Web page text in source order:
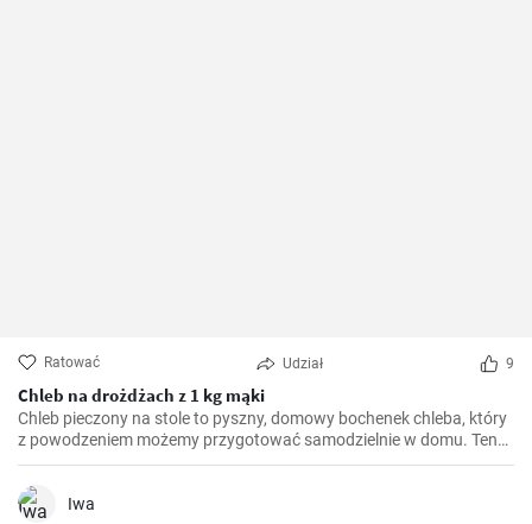
Ratować Udział 9
Chleb na drożdżach z 1 kg mąki
Chleb pieczony na stole to pyszny, domowy bochenek chleba, który
z powodzeniem możemy przygotować samodzielnie w domu. Ten
prosty przepis nie wymaga nawet używania piekarnika, a cały
proces odbywa się na naszym stole. Warto spróbować
samodzielnie upiec chleb - jest świeży, aromatyczny i ma wyjątkowy
Iwa